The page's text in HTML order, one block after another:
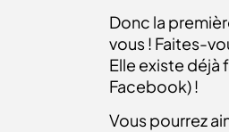
Donc la
vous ! Faites-
Elle existe déjà
Facebook) !
Vous pourrez